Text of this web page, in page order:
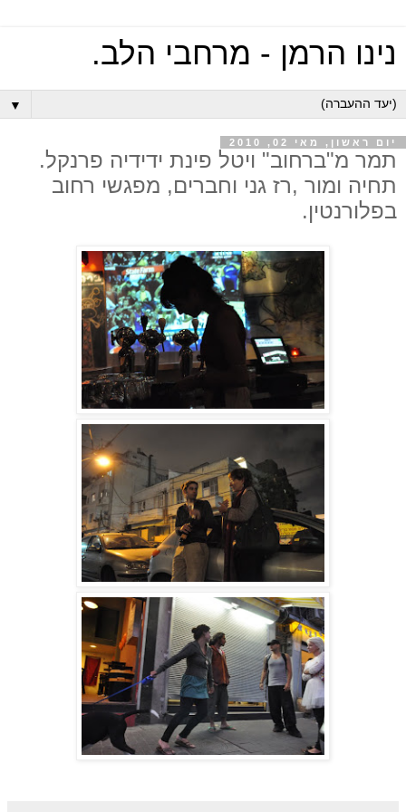
נינו הרמן - מרחבי הלב.
▼
יום ראשון, מאי 02, 2010
תמר מ"ברחוב" ויטל פינת ידידיה פרנקל.
תחיה ומור ,רז גני וחברים, מפגשי רחוב
בפלורנטין.